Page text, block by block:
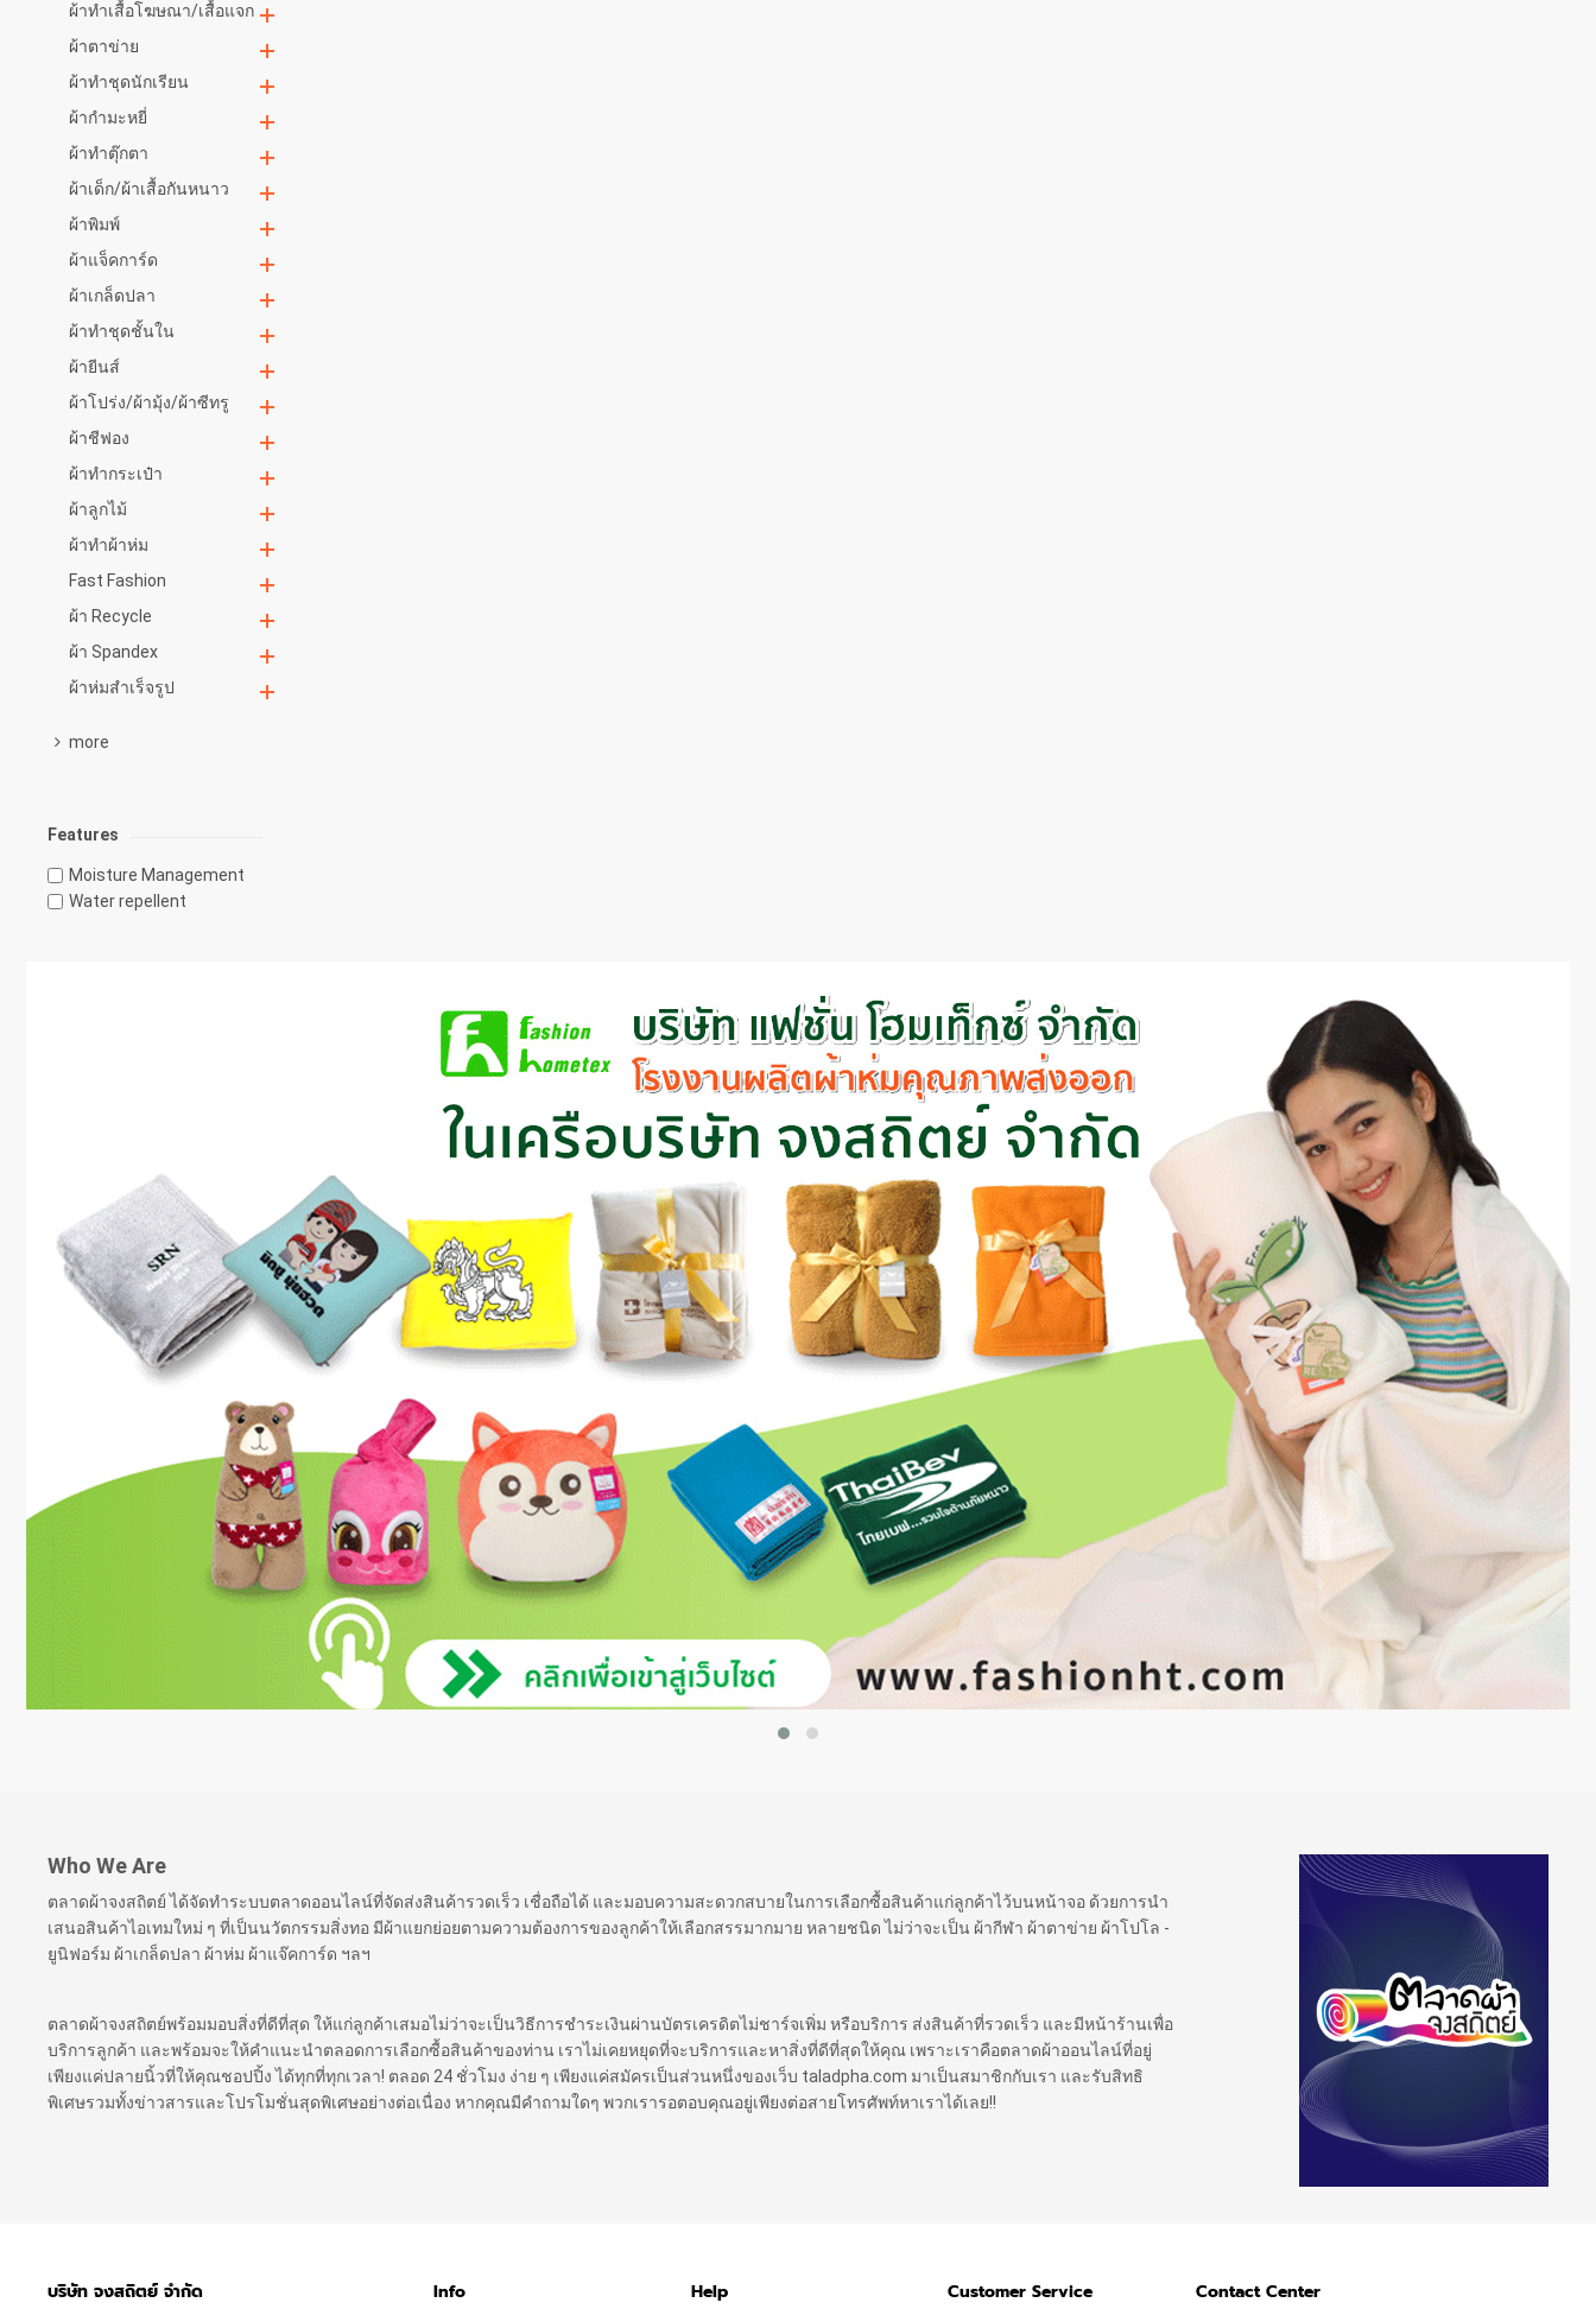
ผ้าทำเสื้อโฆษณา/เสื้อแจก
ผ้าตาข่าย
ผ้าทำชุดนักเรียน
ผ้ากำมะหยี่
ผ้าทำตุ๊กตา
ผ้าเด็ก/ผ้าเสื้อกันหนาว
ผ้าพิมพ์
ผ้าแจ็คการ์ด
ผ้าเกล็ดปลา
ผ้าทำชุดชั้นใน
ผ้ายีนส์
ผ้าโปร่ง/ผ้ามุ้ง/ผ้าซีทรู
ผ้าชีฟอง
ผ้าทำกระเป๋า
ผ้าลูกไม้
ผ้าทำผ้าห่ม
Fast Fashion
ผ้า Recycle
ผ้า Spandex
ผ้าห่มสำเร็จรูป
more
Features
Moisture Management
Water repellent
Who We Are
ตลาดผ้าจงสถิตย์ ได้จัดทำระบบตลาดออนไลน์ที่จัดส่งสินค้ารวดเร็ว เชื่อถือได้ และมอบความสะดวกสบายในการเลือกซื้อสินค้าแก่ลูกค้าไว้บนหน้าจอ ด้วยการนำ
เสนอสินค้าไอเทมใหม่ ๆ ที่เป็นนวัตกรรมสิ่งทอ มีผ้าแยกย่อยตามความต้องการของลูกค้าให้เลือกสรรมากมาย หลายชนิด ไม่ว่าจะเป็น ผ้ากีฬา ผ้าตาข่าย ผ้าโปโล -
ยูนิฟอร์ม ผ้าเกล็ดปลา ผ้าห่ม ผ้าแจ๊คการ์ด ฯลฯ
ตลาดผ้าจงสถิตย์พร้อมมอบสิ่งที่ดีที่สุด ให้แก่ลูกค้าเสมอไม่ว่าจะเป็นวิธีการชำระเงินผ่านบัตรเครดิตไม่ชาร์จเพิ่ม หรือบริการ ส่งสินค้าที่รวดเร็ว และมีหน้าร้านเพื่อ
บริการลูกค้า และพร้อมจะให้คำแนะนำตลอดการเลือกซื้อสินค้าของท่าน เราไม่เคยหยุดที่จะบริการและหาสิ่งที่ดีที่สุดให้คุณ เพราะเราคือตลาดผ้าออนไลน์ที่อยู่
เพียงแค่ปลายนิ้วที่ให้คุณชอปปิ้ง ได้ทุกที่ทุกเวลา! ตลอด 24 ชั่วโมง ง่าย ๆ เพียงแค่สมัครเป็นส่วนหนึ่งของเว็บ taladpha.com มาเป็นสมาชิกกับเรา และรับสิทธิ
พิเศษรวมทั้งข่าวสารและโปรโมชั่นสุดพิเศษอย่างต่อเนื่อง หากคุณมีคำถามใดๆ พวกเรารอตอบคุณอยู่เพียงต่อสายโทรศัพท์หาเราได้เลย!!
บริษัท จงสถิตย์ จำกัด Info Help Customer Service Contact Center